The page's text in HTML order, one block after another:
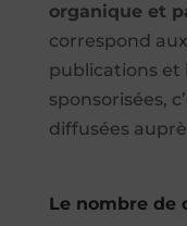
organique et
correspond
publications et
sponsorisées,
diffusées
Le nombre de